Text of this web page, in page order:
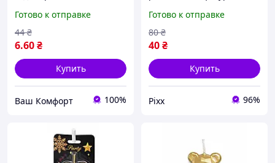
Готово к отправке
6.60₴
44 ₴
Купить
Ваш Комфорт 100%
стильный праздничный
декор на день рождения
pix
Готово к отправке
40₴
80 ₴
Купить
Pixx 96%